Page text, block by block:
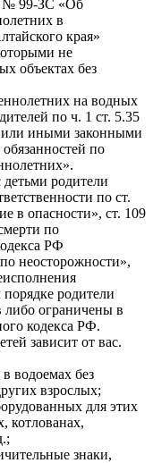
№ 99-ЗС «Об
в
края»
не
объектах без
на водных
по ч. 1 ст. 5.35
иными законными
по
родители
по ст.
в опасности», ст. 109
по
РФ
неосторожности»,
порядке родители
либо ограничены в
кодекса РФ.
зависит от вас.
водоемах без
взрослых;
для этих
котлованах,
знаки,